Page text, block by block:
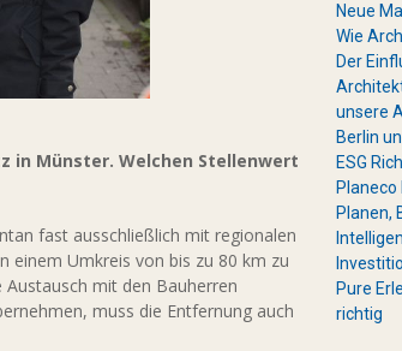
in Münster. Welchen Stellenwert
fast ausschließlich mit regionalen
einem Umkreis von bis zu 80 km zu
mit den Bauherren
muss die Entfernung auch
Neue
Wie
Der
unsere
Berlin
ESG
Planen,
Pure
richtig